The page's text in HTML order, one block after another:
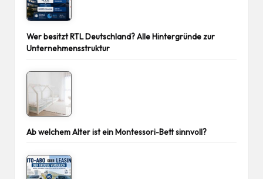
Wer besitzt RTL Deutschland? Alle Hintergründe zur
Unternehmensstruktur
Ab welchem Alter ist ein Montessori-Bett sinnvoll?